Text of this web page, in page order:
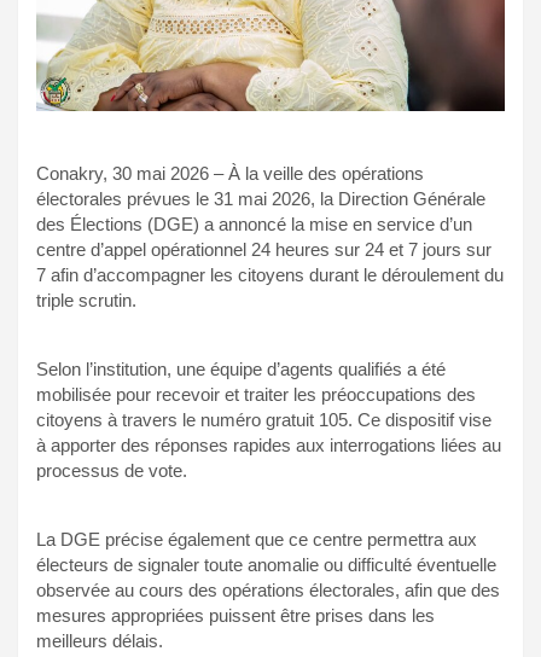
Conakry, 30 mai 2026 – À la veille des opérations
électorales prévues le 31 mai 2026, la Direction Générale
des Élections (DGE) a annoncé la mise en service d’un
centre d’appel opérationnel 24 heures sur 24 et 7 jours sur
7 afin d’accompagner les citoyens durant le déroulement du
triple scrutin.
Selon l’institution, une équipe d’agents qualifiés a été
mobilisée pour recevoir et traiter les préoccupations des
citoyens à travers le numéro gratuit 105. Ce dispositif vise
à apporter des réponses rapides aux interrogations liées au
processus de vote.
La DGE précise également que ce centre permettra aux
électeurs de signaler toute anomalie ou difficulté éventuelle
observée au cours des opérations électorales, afin que des
mesures appropriées puissent être prises dans les
meilleurs délais.